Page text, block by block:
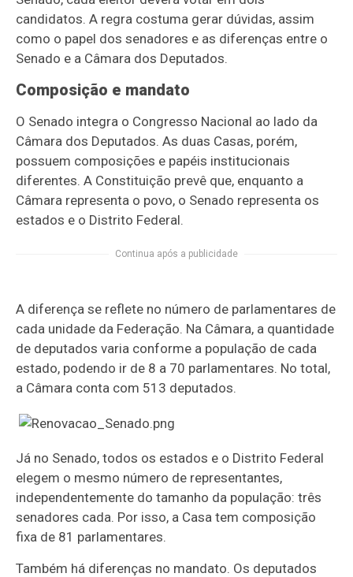
candidatos. A regra costuma gerar dúvidas, assim
como o papel dos senadores e as diferenças entre o
Senado e a Câmara dos Deputados.
Composição e mandato
O Senado integra o Congresso Nacional ao lado da
Câmara dos Deputados. As duas Casas, porém,
possuem composições e papéis institucionais
diferentes. A Constituição prevê que, enquanto a
Câmara representa o povo, o Senado representa os
estados e o Distrito Federal.
Continua após a publicidade
A diferença se reflete no número de parlamentares de
cada unidade da Federação. Na Câmara, a quantidade
de deputados varia conforme a população de cada
estado, podendo ir de 8 a 70 parlamentares. No total,
a Câmara conta com 513 deputados.
Já no Senado, todos os estados e o Distrito Federal
elegem o mesmo número de representantes,
independentemente do tamanho da população: três
senadores cada. Por isso, a Casa tem composição
fixa de 81 parlamentares.
Também há diferenças no mandato. Os deputados